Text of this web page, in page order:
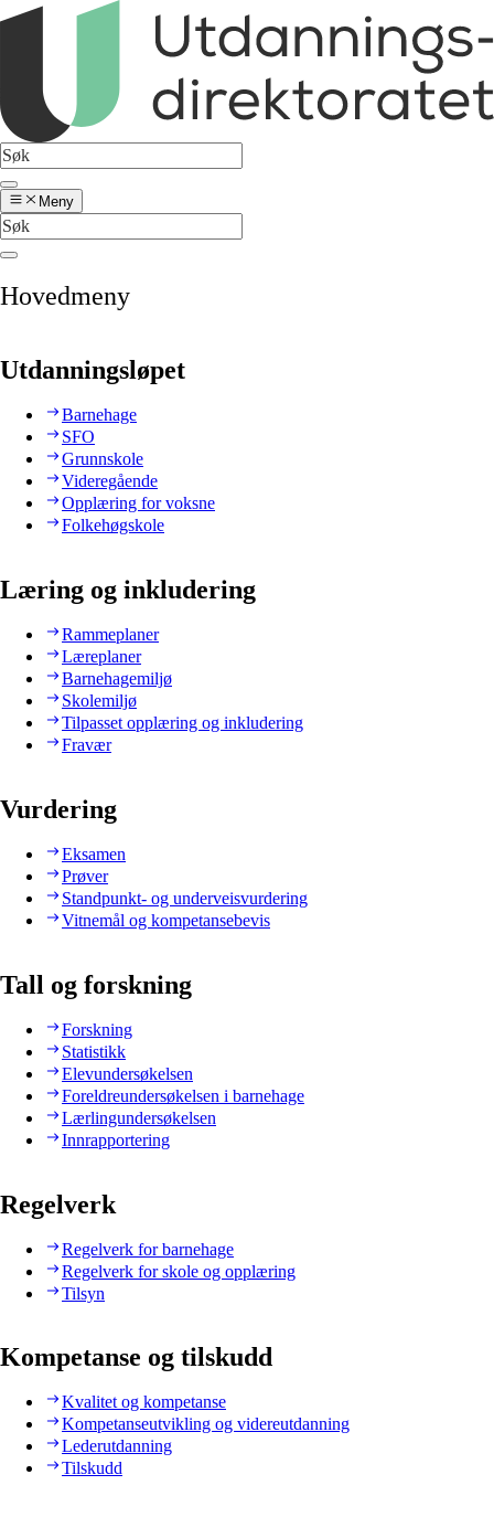
Meny
Hovedmeny
Utdanningsløpet
Barnehage
SFO
Grunnskole
Videregående
Opplæring for voksne
Folkehøgskole
Læring og inkludering
Rammeplaner
Læreplaner
Barnehagemiljø
Skolemiljø
Tilpasset opplæring og inkludering
Fravær
Vurdering
Eksamen
Prøver
Standpunkt- og underveisvurdering
Vitnemål og kompetansebevis
Tall og forskning
Forskning
Statistikk
Elevundersøkelsen
Foreldreundersøkelsen i barnehage
Lærlingundersøkelsen
Innrapportering
Regelverk
Regelverk for barnehage
Regelverk for skole og opplæring
Tilsyn
Kompetanse og tilskudd
Kvalitet og kompetanse
Kompetanseutvikling og videreutdanning
Lederutdanning
Tilskudd